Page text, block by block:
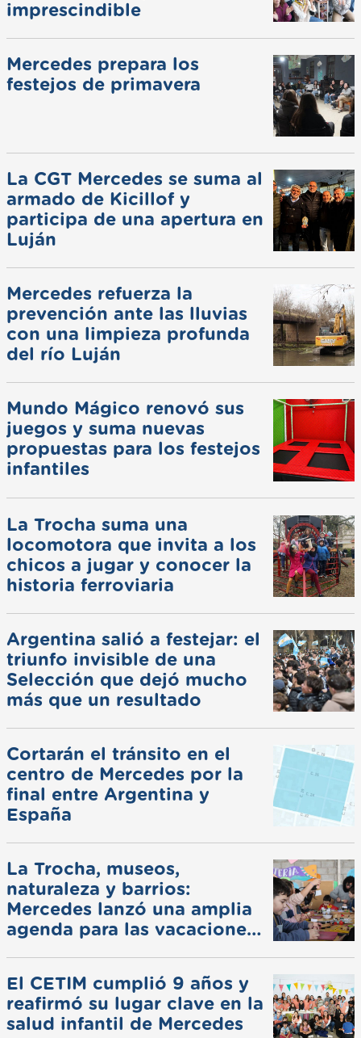
imprescindible
Mercedes prepara los
festejos de primavera
La CGT Mercedes se suma al
armado de Kicillof y
participa de una apertura en
Luján
Mercedes refuerza la
prevención ante las lluvias
con una limpieza profunda
del río Luján
Mundo Mágico renovó sus
juegos y suma nuevas
propuestas para los festejos
infantiles
La Trocha suma una
locomotora que invita a los
chicos a jugar y conocer la
historia ferroviaria
Argentina salió a festejar: el
triunfo invisible de una
Selección que dejó mucho
más que un resultado
Cortarán el tránsito en el
centro de Mercedes por la
final entre Argentina y
España
La Trocha, museos,
naturaleza y barrios:
Mercedes lanzó una amplia
agenda para las vacaciones
El CETIM cumplió 9 años y
reafirmó su lugar clave en la
salud infantil de Mercedes